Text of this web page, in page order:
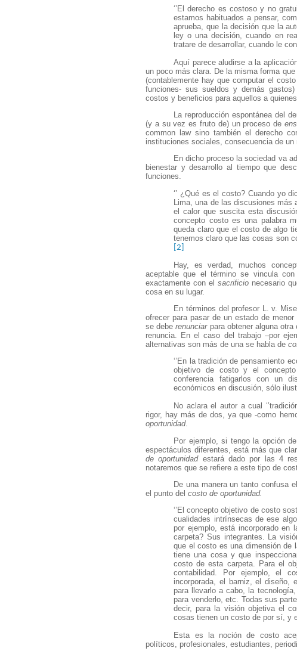
‘’El derecho es costoso y no
estamos habituados a pensar,
aprueba, que la decisión que la
ley o una decisión, cuando en
tratare de desarrollar, cuando le
Aquí parece aludirse a la
un poco más clara. De la misma forma
(contablemente hay que computar el
funciones- sus sueldos y demás
costos y beneficios para aquellos a
La reproducción espontánea del
(y a su vez es fruto de) un proceso de
common law sino también el derecho
instituciones sociales, consecuencia de
En dicho proceso la sociedad va
bienestar y desarrollo al tiempo que
funciones.
‘’ ¿Qué es el costo? Cuando yo
Lima, una de las discusiones más
el calor que suscita esta
concepto costo es una palabra
queda claro que el costo de algo
tenemos claro que las cosas son
[2]
Hay, es verdad, muchos
aceptable que el término se vincula
exactamente con el sacrificio necesario
cosa en su lugar.
En términos del profesor L. v.
ofrecer para pasar de un estado de
se deberenunciarpara obtener alguna otra
renuncia. En el caso del trabajo –por
alternativas son más de una se habla de
‘’En la tradición de pensamiento
objetivo de costo y el
conferencia fatigarlos con un
económicos en discusión, sólo
No aclara el autor a cual
rigor, hay más de dos, ya que -como
oportunidad.
Por ejemplo, si tengo la opción
espectáculos diferentes, está más que
de oportunidadestará dado por las 4
notaremos que se refiere a este tipo de
De una manera un tanto confusa
el punto del costo de oportunidad.
‘’El concepto objetivo de costo
cualidades intrínsecas de ese
por ejemplo, está incorporado
carpeta? Sus integrantes. La
que el costo es una dimensión de
tiene una cosa y que
costo de esta carpeta. Para el
contabilidad. Por ejemplo, el
incorporada, el barniz, el diseño,
para llevarlo a cabo, la
para venderlo, etc. Todas sus
decir, para la visión objetiva el
cosas tienen un costo de por sí, y
Esta es la noción de costo
políticos, profesionales, estudiantes,